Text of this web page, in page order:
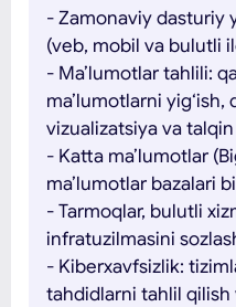
- Zamonaviy dasturiy
(veb, mobil va bulutli
- Ma’lumotlar tahlili:
ma’lumotlarni yig‘ish,
vizualizatsiya va
- Katta ma’lumotlar
ma’lumotlar bazalari
- Tarmoqlar, bulutli
infratuzilmasini
- Kiberxavfsizlik:
tahdidlarni tahlil qilish